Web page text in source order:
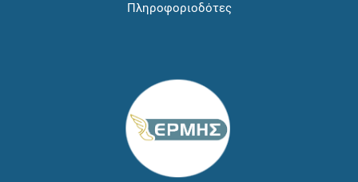
Πληροφοριοδότες